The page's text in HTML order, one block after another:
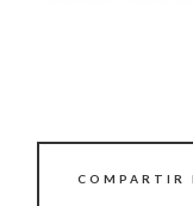
COMPARTIR